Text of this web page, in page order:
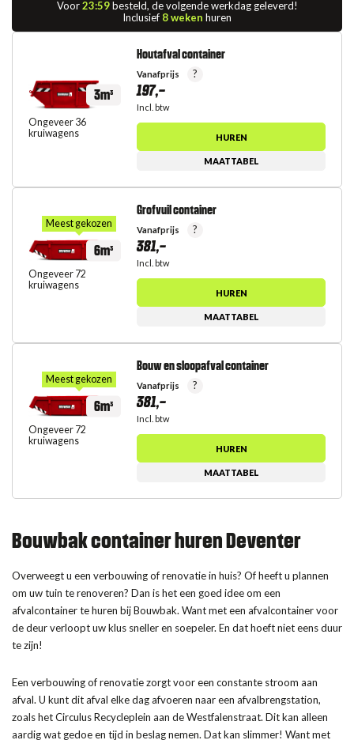
Voor23:59besteld, de volgende werkdag geleverd!
Inclusief 8 weken huren
3m³
Ongeveer 36
kruiwagens
Houtafval container
Vanafprijs ?
197,-
Incl. btw
HUREN
MAATTABEL
Meest gekozen
6m³
Ongeveer 72
kruiwagens
Grofvuil container
Vanafprijs ?
381,-
Incl. btw
HUREN
MAATTABEL
Meest gekozen
6m³
Ongeveer 72
kruiwagens
Bouw en sloopafval container
Vanafprijs ?
381,-
Incl. btw
HUREN
MAATTABEL
Bouwbak container huren Deventer
Overweegt u een verbouwing of renovatie in huis? Of heeft u plannen
om uw tuin te renoveren? Dan is het een goed idee om een
afvalcontainer te huren bij Bouwbak. Want met een afvalcontainer voor
de deur verloopt uw klus sneller en soepeler. En dat hoeft niet eens duur
te zijn!
Een verbouwing of renovatie zorgt voor een constante stroom aan
afval. U kunt dit afval elke dag afvoeren naar een afvalbrengstation,
zoals het Circulus Recycleplein aan de Westfalenstraat. Dit kan alleen
aardig wat gedoe en tijd in beslag nemen. Dat kan slimmer! Want met